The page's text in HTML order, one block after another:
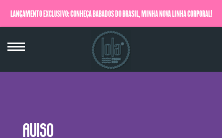
LANÇAMENTO EXCLUSIVO: CONHEÇA BABADOS DO BRASIL, MINHA NOVA LINHA CORPORAL!
QUERO SABER MAIS